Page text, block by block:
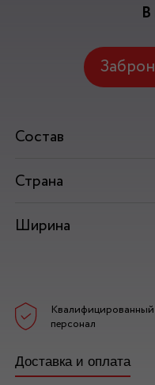
Состав
Страна
Ширина
Квалифицированный
персонал
Доставка и оплата